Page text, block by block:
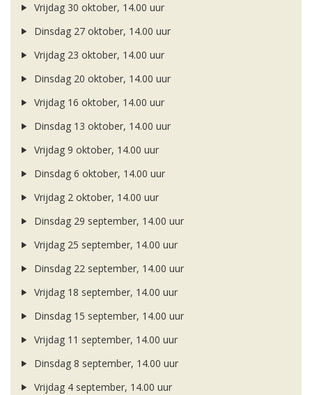
Vrijdag 30 oktober, 14.00 uur
Dinsdag 27 oktober, 14.00 uur
Vrijdag 23 oktober, 14.00 uur
Dinsdag 20 oktober, 14.00 uur
Vrijdag 16 oktober, 14.00 uur
Dinsdag 13 oktober, 14.00 uur
Vrijdag 9 oktober, 14.00 uur
Dinsdag 6 oktober, 14.00 uur
Vrijdag 2 oktober, 14.00 uur
Dinsdag 29 september, 14.00 uur
Vrijdag 25 september, 14.00 uur
Dinsdag 22 september, 14.00 uur
Vrijdag 18 september, 14.00 uur
Dinsdag 15 september, 14.00 uur
Vrijdag 11 september, 14.00 uur
Dinsdag 8 september, 14.00 uur
Vrijdag 4 september, 14.00 uur